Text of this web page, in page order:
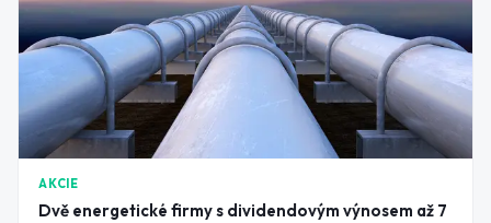
AKCIE
Dvě energetické firmy s dividendovým výnosem až 7